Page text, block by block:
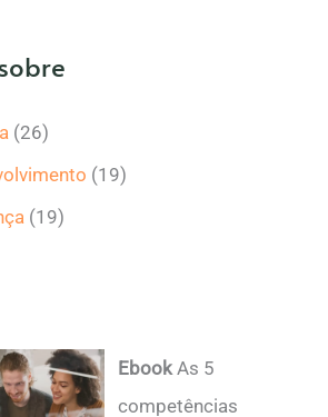
(26)
(19)
(19)
EbookAs 5
competências